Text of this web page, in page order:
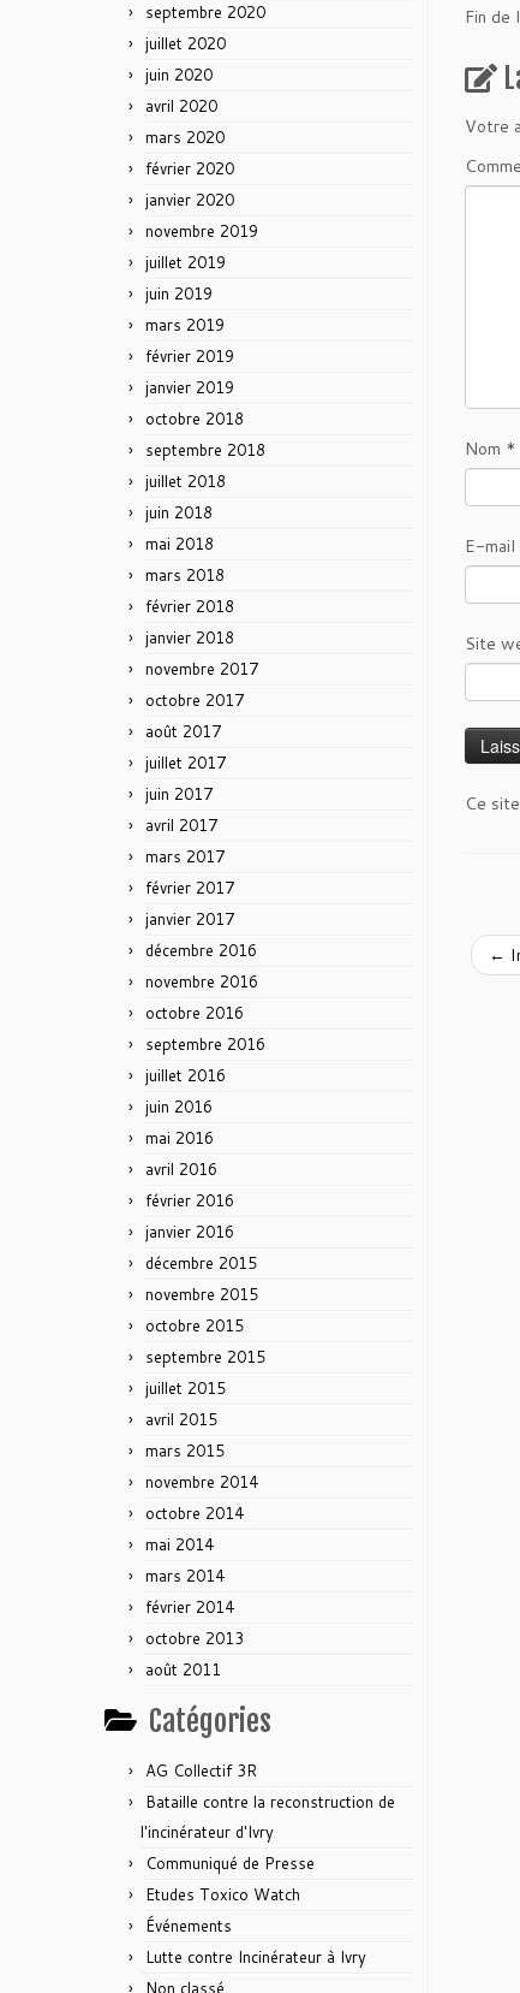
septembre 2020
juillet 2020
juin 2020
avril 2020
mars 2020
février 2020
janvier 2020
novembre 2019
juillet 2019
juin 2019
mars 2019
février 2019
janvier 2019
octobre 2018
septembre 2018
juillet 2018
juin 2018
mai 2018
mars 2018
février 2018
janvier 2018
novembre 2017
octobre 2017
août 2017
juillet 2017
juin 2017
avril 2017
mars 2017
février 2017
janvier 2017
décembre 2016
novembre 2016
octobre 2016
septembre 2016
juillet 2016
juin 2016
mai 2016
avril 2016
février 2016
janvier 2016
décembre 2015
novembre 2015
octobre 2015
septembre 2015
juillet 2015
avril 2015
mars 2015
novembre 2014
octobre 2014
mai 2014
mars 2014
février 2014
octobre 2013
août 2011
Catégories
AG Collectif 3R
Bataille contre la reconstruction de
l'incinérateur d'Ivry
Communiqué de Presse
Etudes Toxico Watch
Événements
Lutte contre Incinérateur à Ivry
Non classé
Fin de
Votre
Nom *
E-mail
Site
Ce
←